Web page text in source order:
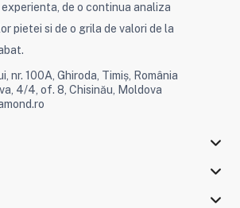
de o continua analiza
pietei si de o grila de valori de la
nr. 100A, Ghiroda, Timiș, România
4/4, of. 8, Chisinău, Moldova